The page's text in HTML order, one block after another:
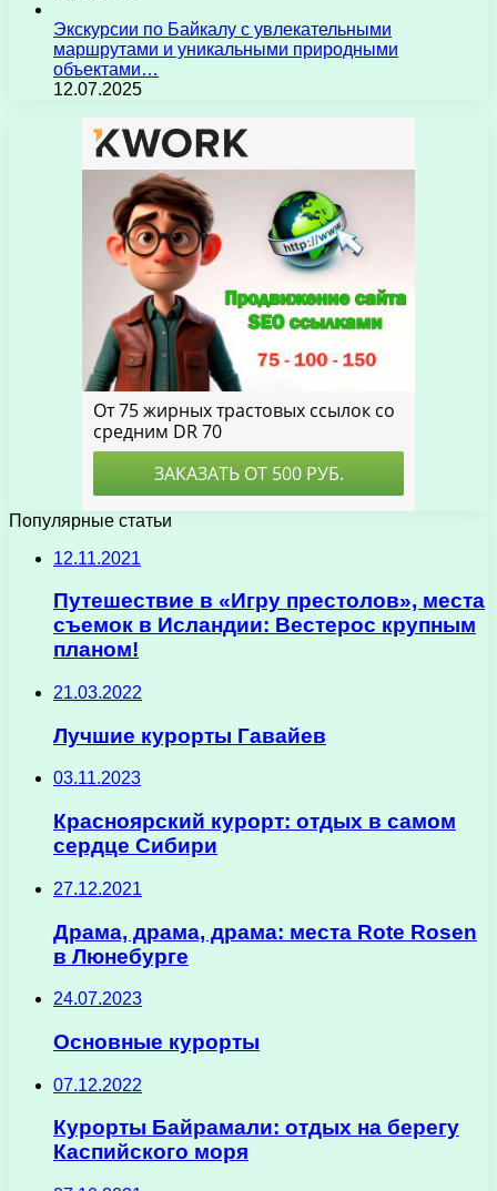
Экскурсии по Байкалу с увлекательными
маршрутами и уникальными природными
объектами…
12.07.2025
Популярные статьи
12.11.2021
Путешествие в «Игру престолов», места
съемок в Исландии: Вестерос крупным
планом!
21.03.2022
Лучшие курорты Гавайев
03.11.2023
Красноярский курорт: отдых в самом
сердце Сибири
27.12.2021
Драма, драма, драма: места Rote Rosen
в Люнебурге
24.07.2023
Основные курорты
07.12.2022
Курорты Байрамали: отдых на берегу
Каспийского моря